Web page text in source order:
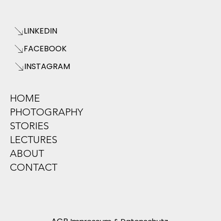
HOME
PHOTOGRAPHY
STORIES
LECTURES
ABOUT
CONTACT
LINKEDIN
FACEBOOK
INSTAGRAM